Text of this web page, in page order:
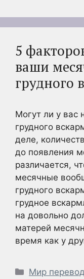
5
ваши
грудного
Могут ли у вас
грудного
деле,
до появления
различается,
месячные
грудного
грудное
на довольно
матерей
время как у
Рубрики
Мир